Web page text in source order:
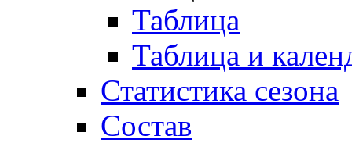
Таблица
Таблица и
Статистика сезона
Состав